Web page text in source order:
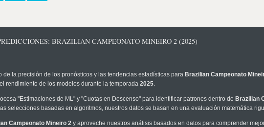
BRAZILIAN CAMPEONATO MINEIRO 2 (2025)
de la precisión de los pronósticos y las tendencias estadísticas para Brazilian Campeonato
rendimiento de los modelos durante la temporada 2025.
"Estimaciones de ML" y "Cuotas en Descenso" para identificar patrones dentro de Brazilian
selecciones basadas en algoritmos, nuestros datos se basan en una evaluación matemática
Campeonato Mineiro 2 y aproveche nuestros análisis basados en datos para comprender